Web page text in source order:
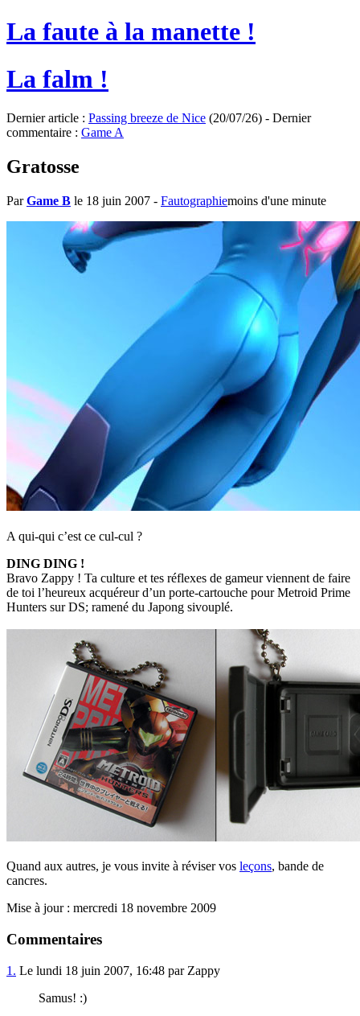
La faute à la manette !
La falm !
Dernier article : Passing breeze de Nice (20/07/26) - Dernier
commentaire : Game A
Gratosse
ParGame B le 18 juin 2007 - Fautographiemoins d'une minute
A qui-qui c’est ce cul-cul ?
DING DING !
Bravo Zappy ! Ta culture et tes réflexes de gameur viennent de faire
de toi l’heureux acquéreur d’un porte-cartouche pour Metroid Prime
Hunters sur DS; ramené du Japong sivouplé.
Quand aux autres, je vous invite à réviser vos leçons, bande de
cancres.
Mise à jour : mercredi 18 novembre 2009
Commentaires
1. Le lundi 18 juin 2007, 16:48 par Zappy
Samus! :)